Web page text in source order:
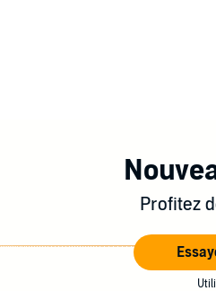
Profitez